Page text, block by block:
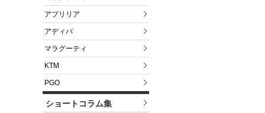
アプリリア
アディバ
マラグーティ
KTM
PGO
ショートコラム集